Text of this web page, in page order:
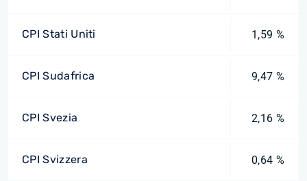
CPI Stati Uniti 1,59 %
CPI Sudafrica 9,47 %
CPI Svezia 2,16 %
CPI Svizzera 0,64 %